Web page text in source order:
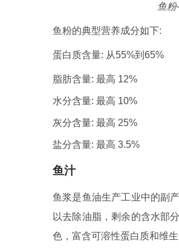
鱼
鱼粉的典型营养成分如下:
蛋白质含量: 从55%到65%
脂肪含量: 最高 12%
水分含量: 最高 10%
灰分含量: 最高 25%
盐分含量: 最高 3.5%
鱼汁
鱼浆是鱼油生产工业中的副
以去除油脂，剩余的含水部
色，富含可溶性蛋白质和维